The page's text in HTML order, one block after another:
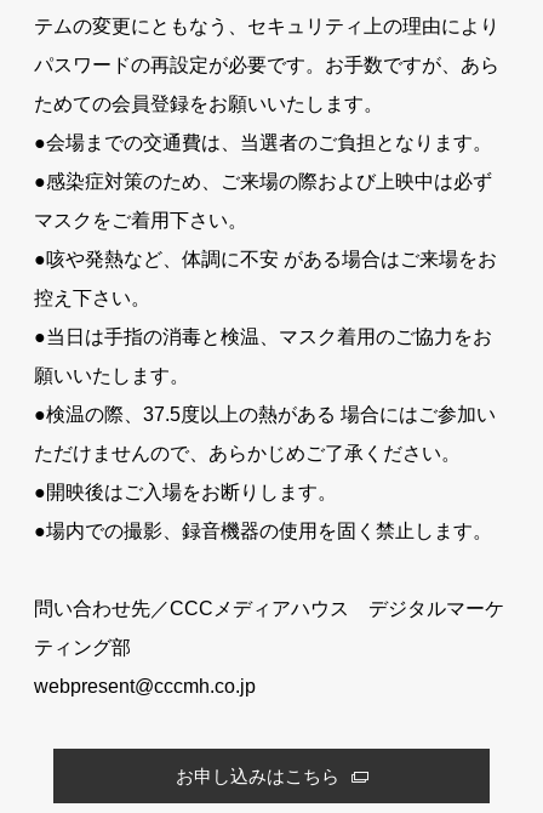
テムの変更にともなう、セキュリティ上の理由により
パスワードの再設定が必要です。お手数ですが、あら
ためての会員登録をお願いいたします。
●会場までの交通費は、当選者のご負担となります。
●感染症対策のため、ご来場の際および上映中は必ず
マスクをご着用下さい。
●咳や発熱など、体調に不安 がある場合はご来場をお
控え下さい。
●当日は手指の消毒と検温、マスク着用のご協力をお
願いいたします。
●検温の際、37.5度以上の熱がある 場合にはご参加い
ただけませんので、あらかじめご了承ください。
●開映後はご入場をお断りします。
●場内での撮影、録音機器の使用を固く禁止します。
問い合わせ先／CCCメディアハウス デジタルマーケ
ティング部
webpresent@cccmh.co.jp
お申し込みはこちら